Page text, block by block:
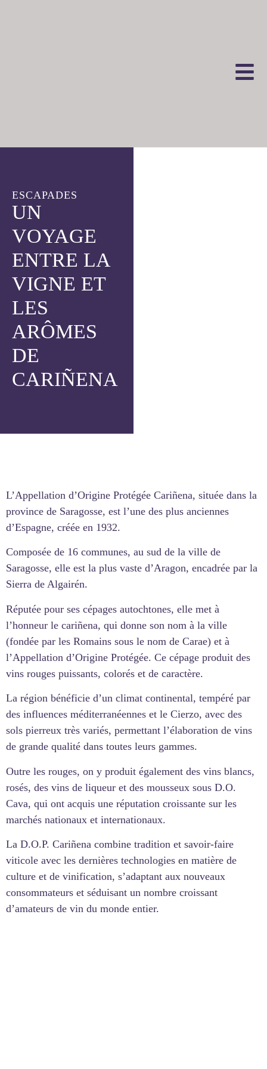
ESCAPADES
UN
VOYAGE
ENTRE LA
VIGNE ET
LES
ARÔMES
DE
CARIÑENA
L’Appellation d’Origine Protégée Cariñena, située dans la
province de Saragosse, est l’une des plus anciennes
d’Espagne, créée en 1932.
Composée de 16 communes, au sud de la ville de
Saragosse, elle est la plus vaste d’Aragon, encadrée par la
Sierra de Algairén.
Réputée pour ses cépages autochtones, elle met à
l’honneur le cariñena, qui donne son nom à la ville
(fondée par les Romains sous le nom de Carae) et à
l’Appellation d’Origine Protégée. Ce cépage produit des
vins rouges puissants, colorés et de caractère.
La région bénéficie d’un climat continental, tempéré par
des influences méditerranéennes et le Cierzo, avec des
sols pierreux très variés, permettant l’élaboration de vins
de grande qualité dans toutes leurs gammes.
Outre les rouges, on y produit également des vins blancs,
rosés, des vins de liqueur et des mousseux sous D.O.
Cava, qui ont acquis une réputation croissante sur les
marchés nationaux et internationaux.
La D.O.P. Cariñena combine tradition et savoir-faire
viticole avec les dernières technologies en matière de
culture et de vinification, s’adaptant aux nouveaux
consommateurs et séduisant un nombre croissant
d’amateurs de vin du monde entier.